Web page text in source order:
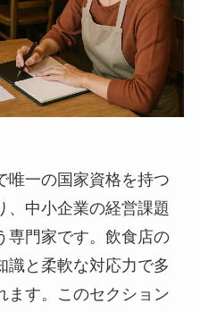
唯一の国家資格を持つ
、中小企業の経営課題
専門家です。飲食店の
識と柔軟な対応力で多
ます。このセクション